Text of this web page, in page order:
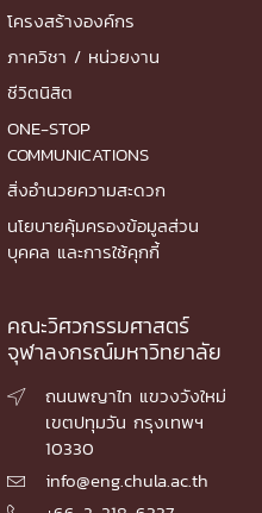
โครงสร้างองค์กร
ภาควิชา / หน่วยงาน
ชีวิตนิสิต
ONE-STOP
COMMUNICATIONS
สิ่งอำนวยความสะดวก
นโยบายคุ้มครองข้อมูลส่วน
บุคคล และการใช้คุกกี้
คณะวิศวกรรมศาสตร์
จุฬาลงกรณ์มหาวิทยาลัย

ถนนพญาไท แขวงวังใหม่
เขตปทุมวัน กรุงเทพฯ
10330
 info@eng.chula.ac.th